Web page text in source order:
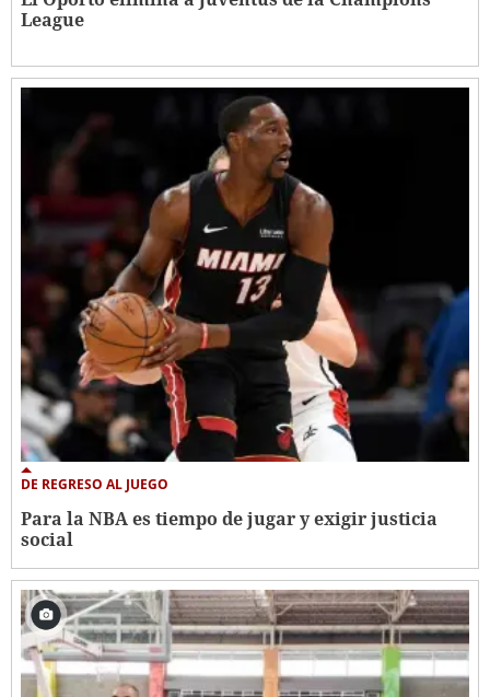
League
DE REGRESO AL JUEGO
Para la NBA es tiempo de jugar y exigir justicia
social